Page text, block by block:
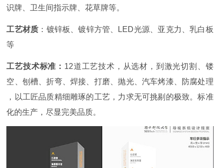
识牌、卫生间指示牌、花草牌等。
工艺材质 ：镀锌板、镀锌方管、LED光源、亚克力、乳白板
等
工艺技术标准： 12道工艺技术，从选材，到激光切割、镂
空、刨槽、折弯、焊接、打磨、抛光、汽车烤漆、防腐处理
，以工匠品质精细雕琢的工艺，力求无可挑剔的极致。标准
化的生产，尽显完美品质。